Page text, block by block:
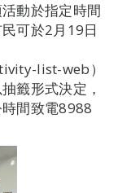
動於指定時間
可於2月19日
list-web）
籤形式決定，
間致電8988